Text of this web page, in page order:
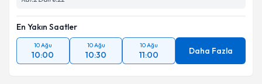
En Yakın Saatler
10 Ağu
10:00
10 Ağu
10:30
10 Ağu
11:00 Daha Fazla